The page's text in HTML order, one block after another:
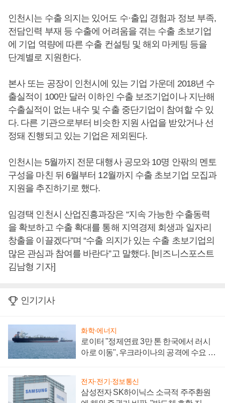
인천시는 수출 의지는 있어도 수·출입 경험과 정보 부족,
전담인력 부재 등 수출에 어려움을 겪는 수출 초보기업
에 기업 역량에 따른 수출 컨설팅 및 해외 마케팅 등을
단계별로 지원한다.
본사 또는 공장이 인천시에 있는 기업 가운데 2018년 수
출실적이 100만 달러 이하인 수출 보조기업이나 지난해
수출실적이 없는 내수 및 수출 중단기업이 참여할 수 있
다. 다른 기관으로부터 비슷한 지원 사업을 받았거나 선
정돼 진행되고 있는 기업은 제외된다.
인천시는 5월까지 전문 대행사 공모와 10명 안팎의 멘토
구성을 마친 뒤 6월부터 12월까지 수출 초보기업 모집과
지원을 추진하기로 했다.
임경택 인천시 산업진흥과장은 “지속 가능한 수출동력
을 확보하고 수출 확대를 통해 지역경제 회생과 일자리
창출을 이끌겠다”며 “수출 의지가 있는 수출 초보기업의
많은 관심과 참여를 바란다”고 말했다. [비즈니스포스트
김남형 기자]
인기기사
화학·에너지
로이터 "정제연료 3만 톤 한국에서 러시
아로 이동", 우크라이나의 공격에 수요 늘
전자·전기·정보통신
삼성전자 SK하이닉스 소극적 주주환원